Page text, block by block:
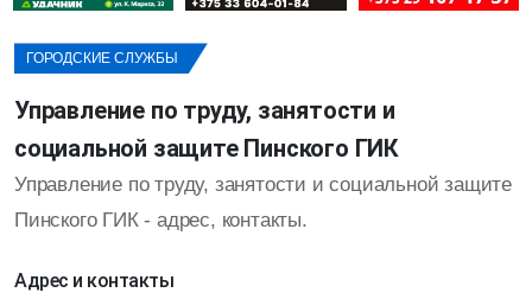
ГОРОДСКИЕ СЛУЖБЫ
Управление по труду, занятости и
социальной защите Пинского ГИК
Управление по труду, занятости и социальной защите
Пинского ГИК - адрес, контакты.
Адрес и контакты